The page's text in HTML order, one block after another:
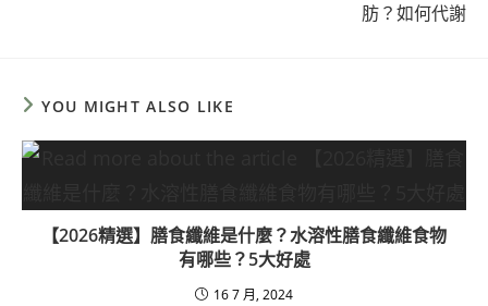
肪？如何代謝
YOU MIGHT ALSO LIKE
【2026精選】膳食纖維是什麼？水溶性膳食纖維食物
有哪些？5大好處
16 7 月, 2024